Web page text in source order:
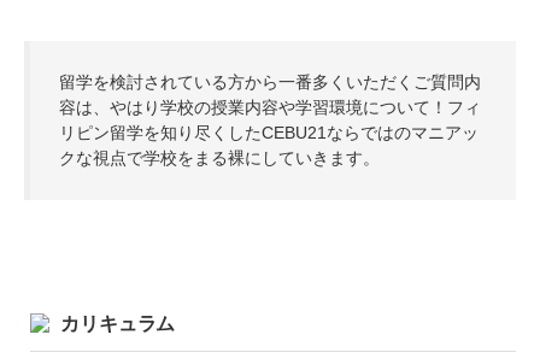
留学を検討されている方から一番多くいただくご質問内
容は、やはり学校の授業内容や学習環境について！フィ
リピン留学を知り尽くしたCEBU21ならではのマニアッ
クな視点で学校をまる裸にしていきます。
カリキュラム